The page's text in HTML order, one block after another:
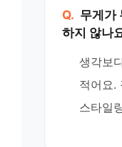
Q. 무게가
하지 않나
생각보
적어요.
스타일